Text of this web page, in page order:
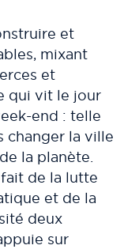
et
mixant
et
qui vit le jour
end : telle
changer la ville
la planète.
de la lutte
et de la
deux
sur